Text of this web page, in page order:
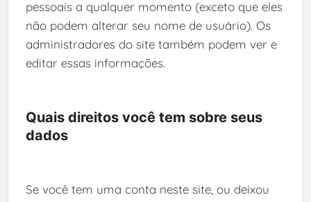
pessoais a qualquer momento (exceto que eles
não podem alterar seu nome de usuário). Os
administradores do site também podem ver e
editar essas informações.
Quais direitos você tem sobre seus
dados
Se você tem uma conta neste site, ou deixou